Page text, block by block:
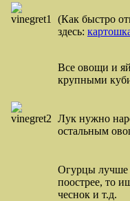
(Как быстро
здесь:
Все овощи и
крупными
Лук нужно
остальным
Огурцы лучше
поострее, то
чеснок и т.д.